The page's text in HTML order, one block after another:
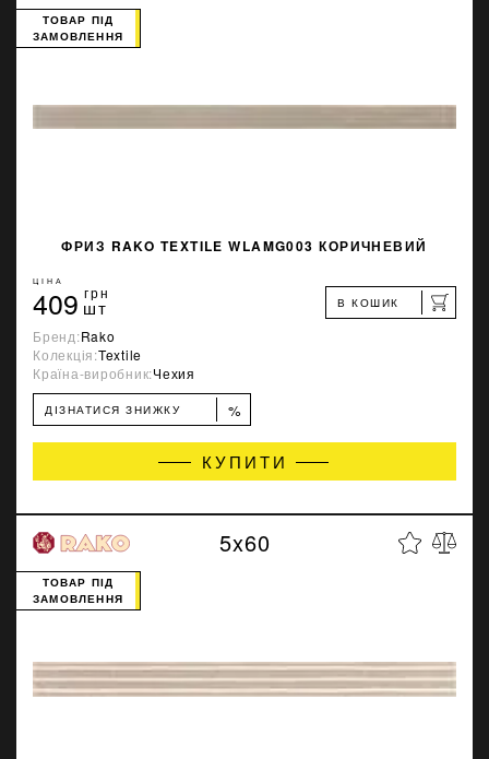
ФРИЗ RAKO TEXTILE WLAMG003 КОРИЧНЕВИЙ
ТОВАР ПІД
ЗАМОВЛЕННЯ
ЦІНА
409 грн
шт В КОШИК
Бренд:Rako
Колекція:Textile
Країна-виробник:Чехия
ДІЗНАТИСЯ ЗНИЖКУ %
КУПИТИ
5x60
ТОВАР ПІД
ЗАМОВЛЕННЯ